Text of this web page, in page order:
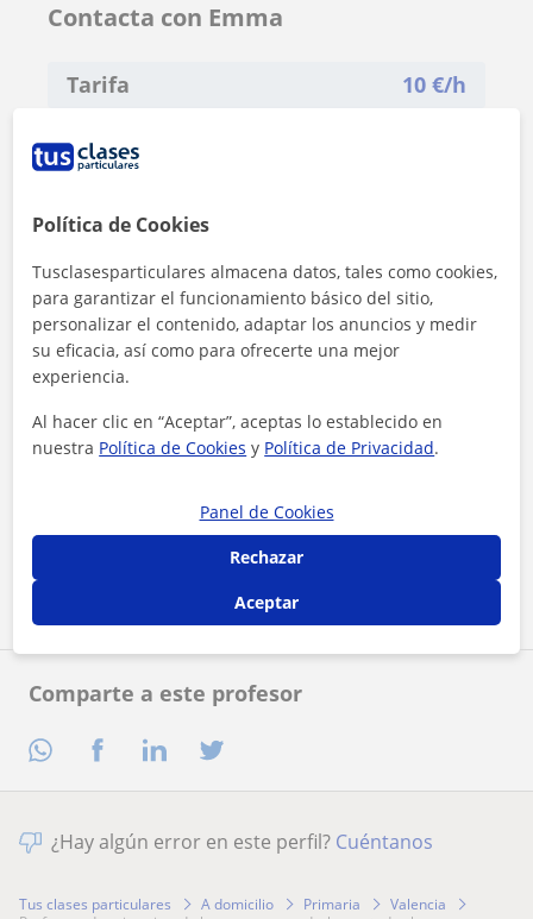
Comparte a este profesor
Contacta con Emma
Tarifa 10 €/h
Contactar ahora
¿Hay algún error en este perfil? Cuéntanos
Tus clases particulares A domicilio Primaria
Valencia
Política de Cookies
Tusclasesparticulares almacena datos, tales como cookies,
para garantizar el funcionamiento básico del sitio,
personalizar el contenido, adaptar los anuncios y medir
su eficacia, así como para ofrecerte una mejor
experiencia.
Al hacer clic en “Aceptar”, aceptas lo establecido en
nuestra Política de Cookies y Política de Privacidad.
Panel de Cookies
Rechazar
Aceptar